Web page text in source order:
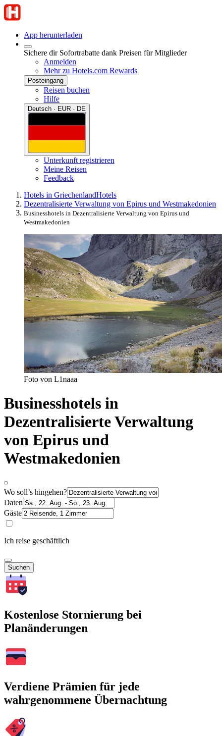
App herunterladen
Sichere dir Sofortrabatte dank Preisen für Mitglieder
Anmelden
Mehr zu Hotels.com Rewards
Posteingang
Reisen buchen
Hilfe
Deutsch · EUR · DE
Unterkunft registrieren
Meine Reisen
Feedback
Hotels in GriechenlandHotels
Dezentralisierte Verwaltung von Epirus und Westmakedonien
Businesshotels in Dezentralisierte Verwaltung von Epirus und
Westmakedonien
Foto von L1naaa
Businesshotels in
Dezentralisierte Verwaltung
von Epirus und
Westmakedonien
Wo soll’s hingehen?
Daten
Gäste
Ich reise geschäftlich
Suchen
Kostenlose Stornierung bei
Planänderungen
Verdiene Prämien für jede
wahrgenommene Übernachtung